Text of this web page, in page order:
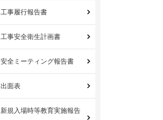
工事履行報告書
工事安全衛生計画書
安全ミーティング報告書
出面表
新規入場時等教育実施報告